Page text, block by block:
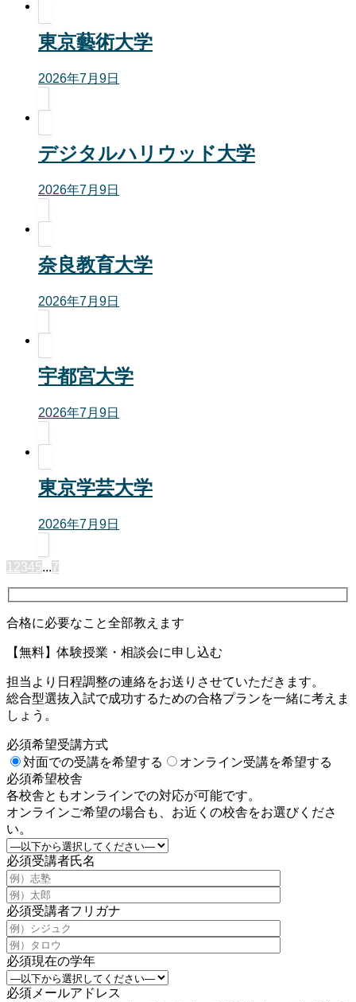
東京藝術大学
2026年7月9日
デジタルハリウッド大学
2026年7月9日
奈良教育大学
2026年7月9日
宇都宮大学
2026年7月9日
東京学芸大学
2026年7月9日
1 2345...7
合格に必要なこと全部教えます
【無料】体験授業・相談会に申し込む
担当より日程調整の連絡をお送りさせていただきます。
総合型選抜入試で成功するための合格プランを一緒に考えま
しょう。
必須希望受講方式
対面での受講を希望する
オンライン受講を希望する
必須希望校舎
各校舎ともオンラインでの対応が可能です。
オンラインご希望の場合も、お近くの校舎をお選びくださ
い。
必須受講者氏名
必須受講者フリガナ
必須現在の学年
必須 メールアドレス